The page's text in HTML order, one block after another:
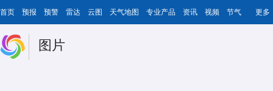
首页 预报 预警 雷达 云图 天气地图 专业产品 资讯 视频 节气 更多
图片